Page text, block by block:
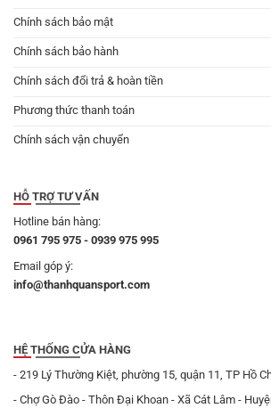
Chính sách bảo mật
Chính sách bảo hành
Chính sách đổi trả & hoàn tiền
Phương thức thanh toán
Chính sách vận chuyển
HỖ TRỢ TƯ VẤN
Hotline bán hàng:
0961 795 975 - 0939 975 995
Email góp ý:
info@thanhquansport.com
HỆ THỐNG CỬA HÀNG
- 219 Lý Thường Kiệt, phường 15, quận 11, TP Hồ
- Chợ Gò Đào - Thôn Đại Khoan - Xã Cát Lâm -